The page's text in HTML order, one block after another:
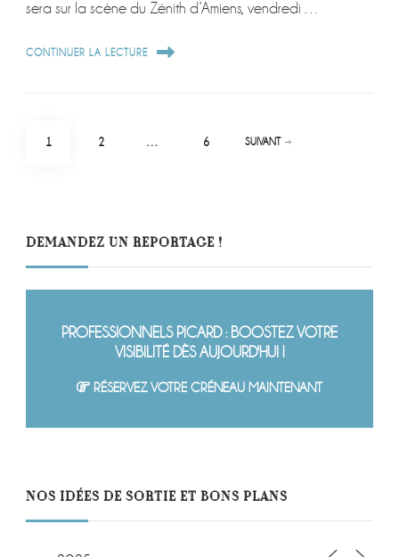
sera sur la scène du Zénith d’Amiens, vendredi …
CONTINUER LA LECTURE
Pagination
PAGE
1 PAGE
2 … PAGE
6 SUIVANT
DEMANDEZ UN REPORTAGE !
PROFESSIONNELS PICARD : BOOSTEZ VOTRE
VISIBILITÉ DÈS AUJOURD'HUI !
RÉSERVEZ VOTRE CRÉNEAU MAINTENANT
NOS IDÉES DE SORTIE ET BONS PLANS